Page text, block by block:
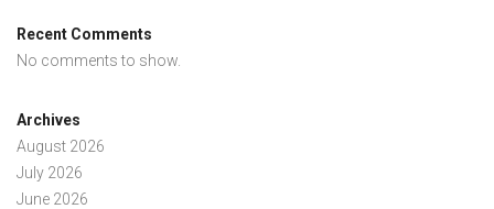
Recent Comments
No comments to show.
Archives
August 2026
July 2026
June 2026